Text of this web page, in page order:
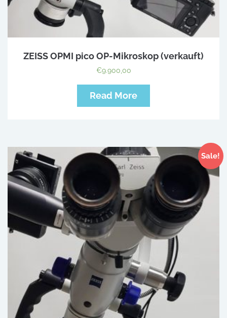
ZEISS OPMI pico OP-Mikroskop (verkauft)
€9.900,00
Read More
Sale!